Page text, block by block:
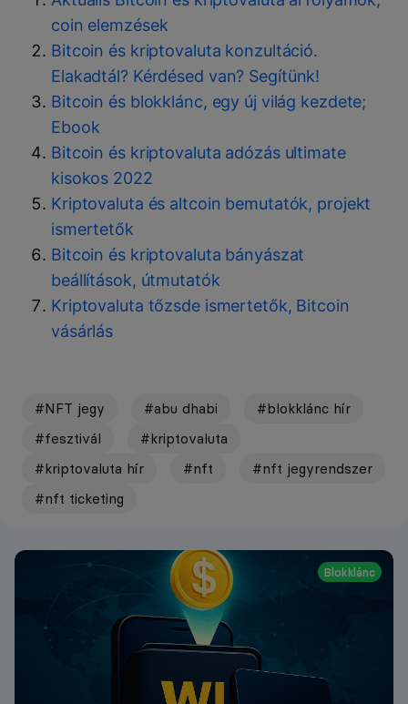
coin elemzések
Bitcoin és kriptovaluta konzultáció.
Elakadtál? Kérdésed van? Segítünk!
Bitcoin és blokklánc, egy új világ kezdete;
Ebook
Bitcoin és kriptovaluta adózás ultimate
kisokos 2022
Kriptovaluta és altcoin bemutatók, projekt
ismertetők
Bitcoin és kriptovaluta bányászat
beállítások, útmutatók
Kriptovaluta tőzsde ismertetők, Bitcoin
vásárlás
#NFT jegy #abu dhabi
#blokklánc hír
#fesztivál
#kriptovaluta
#kriptovaluta hír
#nft
#nft jegyrendszer
#nft ticketing
Blokklánc